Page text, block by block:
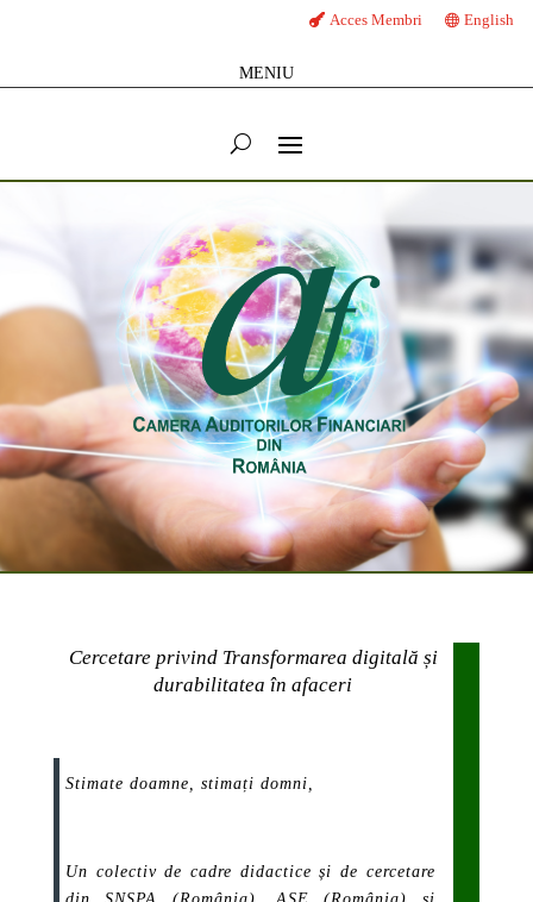
Acces Membri English
MENIU
Cercetare privind Transformarea digitală și
durabilitatea în afaceri
Stimate doamne, stimați domni,
Un colectiv de cadre didactice și de cercetare